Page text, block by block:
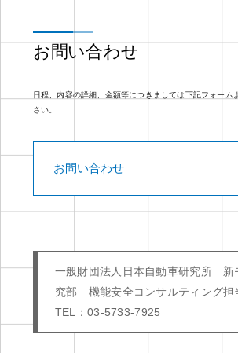
お問い合わせ
日程、内容の詳細、金額等につきましては下記フォーム
さい。
お問い合わせ
一般財団法人日本自動車研究所 新
究部 機能安全コンサルティング担
TEL：03-5733-7925